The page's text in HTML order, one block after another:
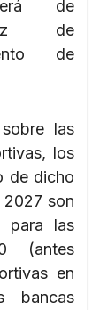
de
de
de
las
los
de dicho
son
para las
(antes
en
bancas